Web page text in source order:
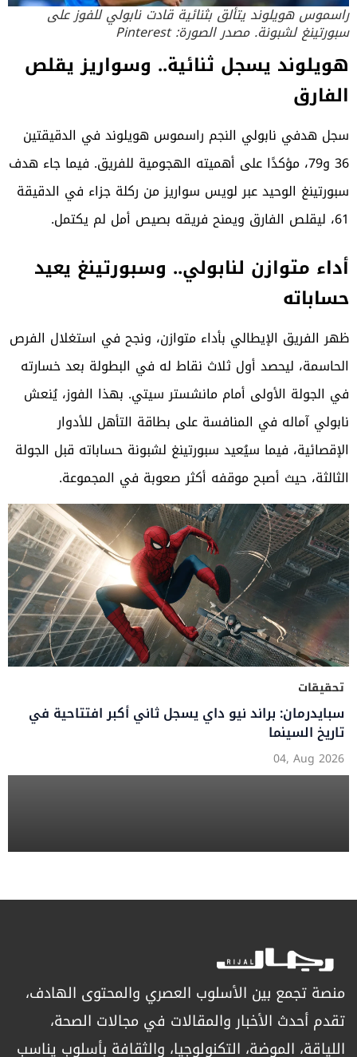
راسموس هويلوند يتألق بثنائية قادت نابولي للفوز على
سبورتينغ لشبونة. مصدر الصورة: Pinterest
هويلوند يسجل ثنائية.. وسواريز يقلص
الفارق
سجل هدفي نابولي النجم راسموس هويلوند في الدقيقتين
36 و79، مؤكدًا على أهميته الهجومية للفريق. فيما جاء هدف
سبورتينغ الوحيد عبر لويس سواريز من ركلة جزاء في الدقيقة
61، ليقلص الفارق ويمنح فريقه بصيص أمل لم يكتمل.
أداء متوازن لنابولي.. وسبورتينغ يعيد
حساباته
ظهر الفريق الإيطالي بأداء متوازن، ونجح في استغلال الفرص
الحاسمة، ليحصد أول ثلاث نقاط له في البطولة بعد خسارته
في الجولة الأولى أمام مانشستر سيتي. بهذا الفوز، يُنعش
نابولي آماله في المنافسة على بطاقة التأهل للأدوار
الإقصائية، فيما سيُعيد سبورتينغ لشبونة حساباته قبل الجولة
الثالثة، حيث أصبح موقفه أكثر صعوبة في المجموعة.
تحقيقات
سبايدرمان: براند نيو داي يسجل ثاني أكبر افتتاحية في
تاريخ السينما
04, Aug 2026
منصة تجمع بين الأسلوب العصري والمحتوى الهادف،
تقدم أحدث الأخبار والمقالات في مجالات الصحة،
اللياقة، الموضة، التكنولوجيا، والثقافة بأسلوب يناسب